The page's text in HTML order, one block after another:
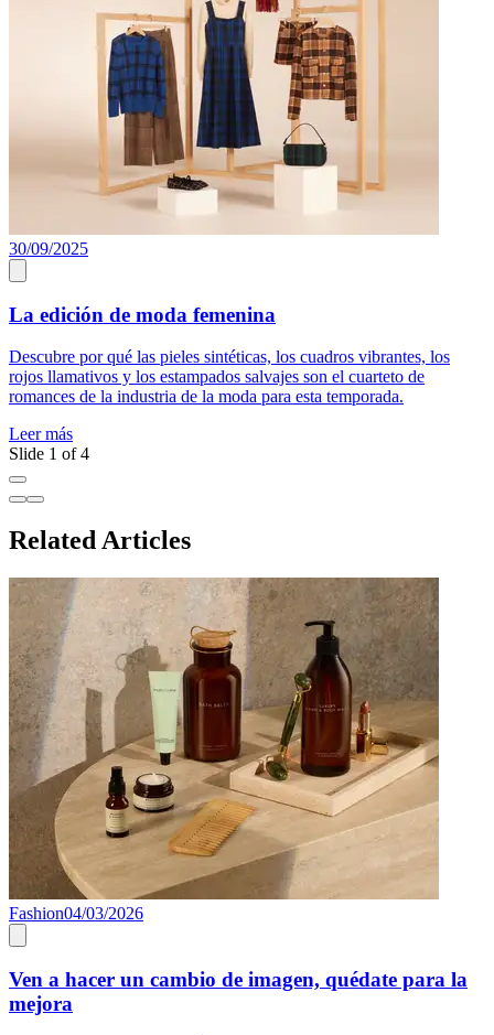
30/09/2025
La edición de moda femenina
Descubre por qué las pieles sintéticas, los cuadros vibrantes, los
rojos llamativos y los estampados salvajes son el cuarteto de
romances de la industria de la moda para esta temporada.
Leer más
Slide 1 of 4
Related Articles
Fashion04/03/2026
Ven a hacer un cambio de imagen, quédate para la
mejora